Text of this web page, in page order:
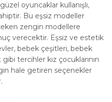
oyuncaklar kullanışlı,
Bu eşsiz modeller
zengin modellere
verecektir. Eşsiz ve estetik
bebek çeşitleri, bebek
tercihler kız çocuklarının
hale getiren seçenekler